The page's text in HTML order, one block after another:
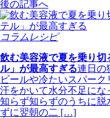
後の記事へ
コラムレシピ
飲む美容液で夏を乗り
ル」が最高すぎる連日の
ビールや冷たいスパーク
汗をかいて水分不足にな
知らず知らずのうちに
ずに翌朝の二 […]